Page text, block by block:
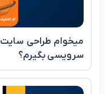
میخوام طراحی
سرویسی بگیرم؟